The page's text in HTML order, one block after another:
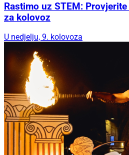
Rastimo uz STEM:
za kolovoz
U nedjelju, 9. kolovoza